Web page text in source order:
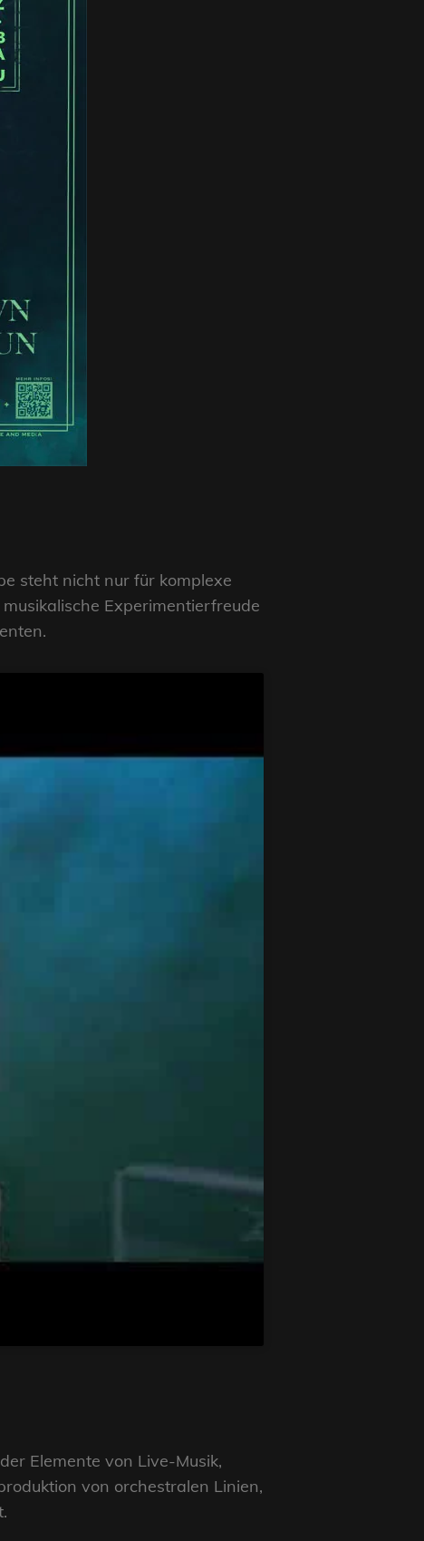
steht nicht nur für komplexe
Experimentierfreude
Elemente von Live-Musik,
von orchestralen Linien,